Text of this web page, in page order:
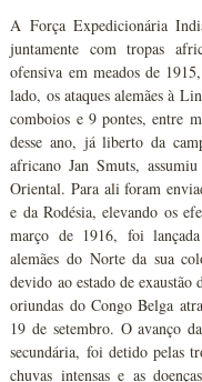
A Força Expedicionária
juntamente com tropas
ofensiva em meados de
lado, os ataques alemães à
comboios e 9 pontes, entre
desse ano, já liberto da
africano Jan Smuts,
Oriental. Para ali foram
e da Rodésia, elevando os
março de 1916, foi
alemães do Norte da sua
devido ao estado de
oriundas do Congo Belga
19 de setembro. O avanço
secundária, foi detido pelas
chuvas intensas e as